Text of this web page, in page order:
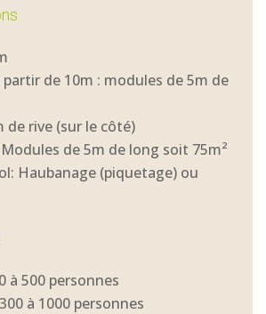
de 10m : modules de 5m de
de rive (sur le côté)
de 5m de long soit 75m²
Haubanage (piquetage) ou
à 500 personnes
à 1000 personnes